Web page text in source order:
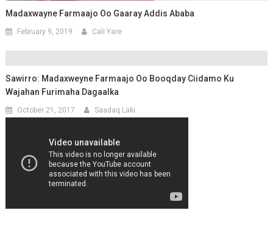
Madaxwayne Farmaajo Oo Gaaray Addis Ababa
February 9, 2019 Cali Yare
Sawirro: Madaxweyne Farmaajo Oo Booqday Ciidamo Ku
Wajahan Furimaha Dagaalka
October 21, 2017 Saadaq Laki